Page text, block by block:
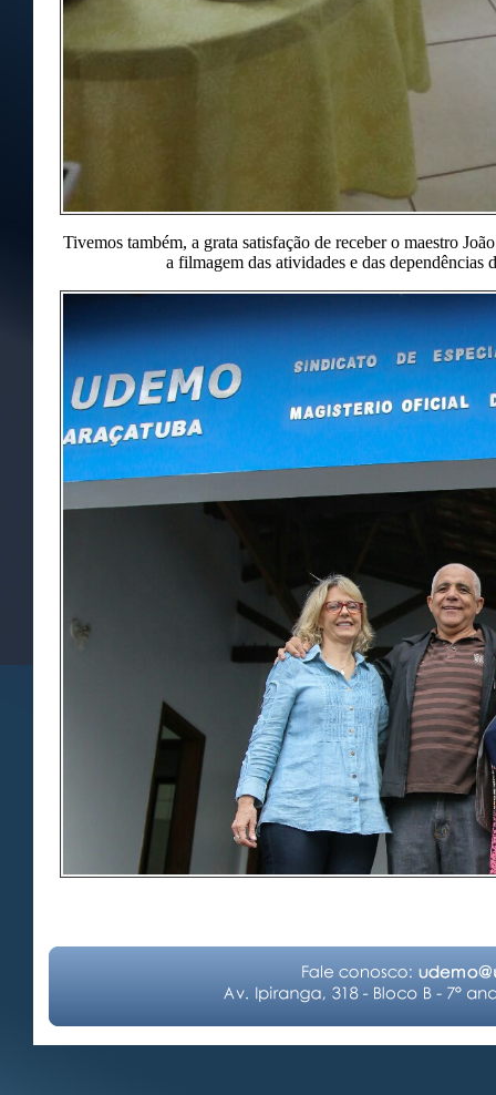
Tivemos também, a grata satisfação de receber o maestro
a filmagem das atividades e das dependências